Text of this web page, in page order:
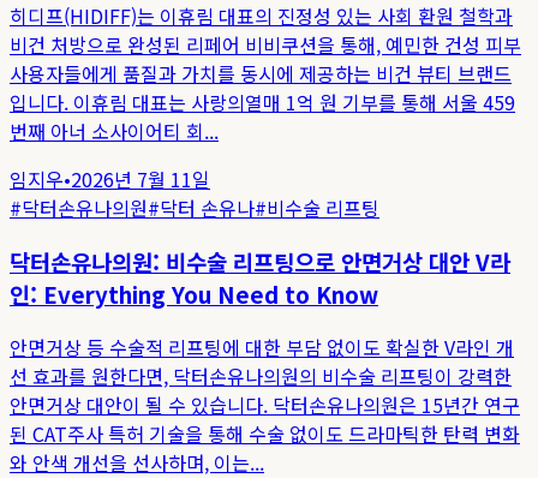
히디프(HIDIFF)는 이휴림 대표의 진정성 있는 사회 환원 철학과
비건 처방으로 완성된 리페어 비비쿠션을 통해, 예민한 건성 피부
사용자들에게 품질과 가치를 동시에 제공하는 비건 뷰티 브랜드
입니다. 이휴림 대표는 사랑의열매 1억 원 기부를 통해 서울 459
번째 아너 소사이어티 회...
임지우•2026년 7월 11일
#닥터손유나의원#닥터 손유나#비수술 리프팅
닥터손유나의원: 비수술 리프팅으로 안면거상 대안 V라
인: Everything You Need to Know
안면거상 등 수술적 리프팅에 대한 부담 없이도 확실한 V라인 개
선 효과를 원한다면, 닥터손유나의원의 비수술 리프팅이 강력한
안면거상 대안이 될 수 있습니다. 닥터손유나의원은 15년간 연구
된 CAT주사 특허 기술을 통해 수술 없이도 드라마틱한 탄력 변화
와 안색 개선을 선사하며, 이는...